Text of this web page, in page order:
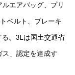
エアバッグ、プリ
ベルト、ブレーキ
。3Lは国土交通省
ス」認定を達成す